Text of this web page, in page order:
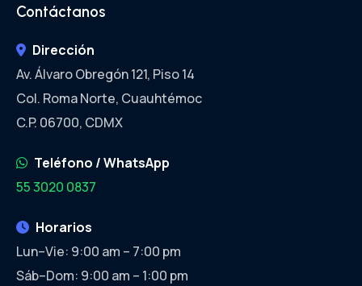
Contáctanos
Dirección
Av. Álvaro Obregón 121, Piso 14
Col. Roma Norte, Cuauhtémoc
C.P. 06700, CDMX
Teléfono / WhatsApp
55 3020 0837
Horarios
Lun–Vie: 9:00 am – 7:00 pm
Sáb–Dom: 9:00 am – 1:00 pm